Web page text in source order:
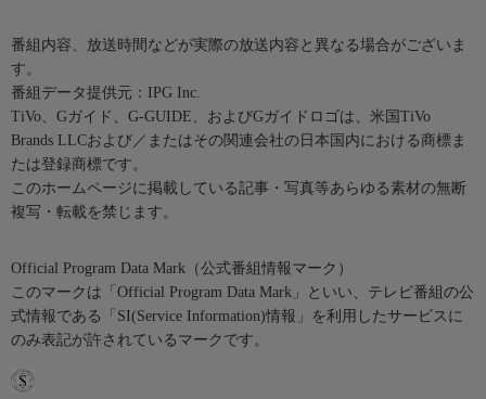
番組内容、放送時間などが実際の放送内容と異なる場合がございま
す。
番組データ提供元：IPG Inc.
TiVo、Gガイド、G-GUIDE、およびGガイドロゴは、米国TiVo
Brands LLCおよび／またはその関連会社の日本国内における商標ま
たは登録商標です。
このホームページに掲載している記事・写真等あらゆる素材の無断
複写・転載を禁じます。
Official Program Data Mark（公式番組情報マーク）
このマークは「Official Program Data Mark」といい、テレビ番組の公
式情報である「SI(Service Information)情報」を利用したサービスに
のみ表記が許されているマークです。